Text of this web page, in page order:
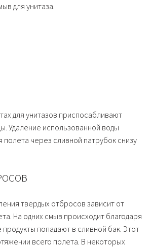
для унитаза.
для унитазов приспосабливают
Удаление использованной воды
полета через сливной патрубок снизу
твердых отбросов зависит от
На одних смыв происходит благодаря
попадают в сливной бак. Этот
всего полета. В некоторых